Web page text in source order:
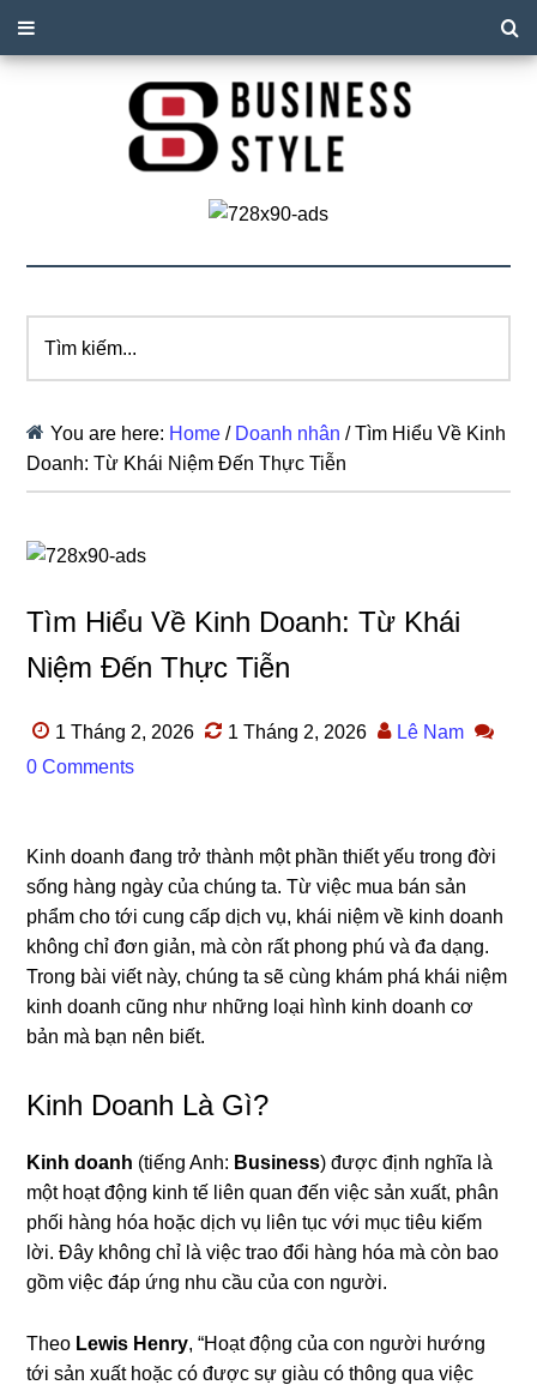
kiếm...
You are here: Home / Doanh nhân /Tìm Hiểu Về Kinh
Doanh: Từ Khái Niệm Đến Thực Tiễn
Tìm Hiểu Về Kinh Doanh: Từ Khái
Niệm Đến Thực Tiễn
1 Tháng 2, 2026 1 Tháng 2, 2026
Lê Nam
0 Comments
Kinh doanh đang trở thành một phần thiết yếu trong đời
sống hàng ngày của chúng ta. Từ việc mua bán sản
phẩm cho tới cung cấp dịch vụ, khái niệm về kinh doanh
không chỉ đơn giản, mà còn rất phong phú và đa dạng.
Trong bài viết này, chúng ta sẽ cùng khám phá khái niệm
kinh doanh cũng như những loại hình kinh doanh cơ
bản mà bạn nên biết.
Kinh Doanh Là Gì?
Kinh doanh (tiếng Anh: Business) được định nghĩa là
một hoạt động kinh tế liên quan đến việc sản xuất, phân
phối hàng hóa hoặc dịch vụ liên tục với mục tiêu kiếm
lời. Đây không chỉ là việc trao đổi hàng hóa mà còn bao
gồm việc đáp ứng nhu cầu của con người.
Theo Lewis Henry, “Hoạt động của con người hướng
tới sản xuất hoặc có được sự giàu có thông qua việc